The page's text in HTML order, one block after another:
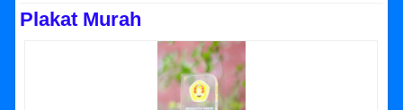
Plakat Murah